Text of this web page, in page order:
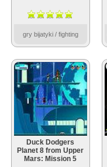
gry bijatyki / fighting
Duck Dodgers
Planet 8 from Upper
Mars: Mission 5